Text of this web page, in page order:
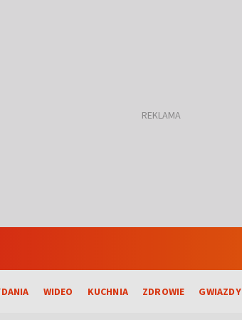
WIDEO KUCHNIA ZDROWIE GWIAZDY